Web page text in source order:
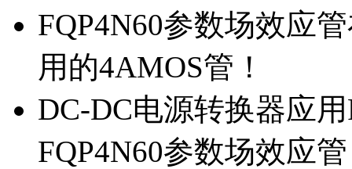
FQP4N60参数场效应
用的4AMOS管！
DC-DC电源转换器应
FQP4N60参数场效应